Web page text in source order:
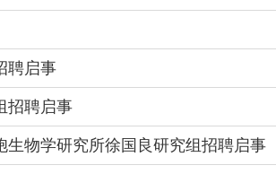
聘启事
招聘启事
物学研究所徐国良研究组招聘启事